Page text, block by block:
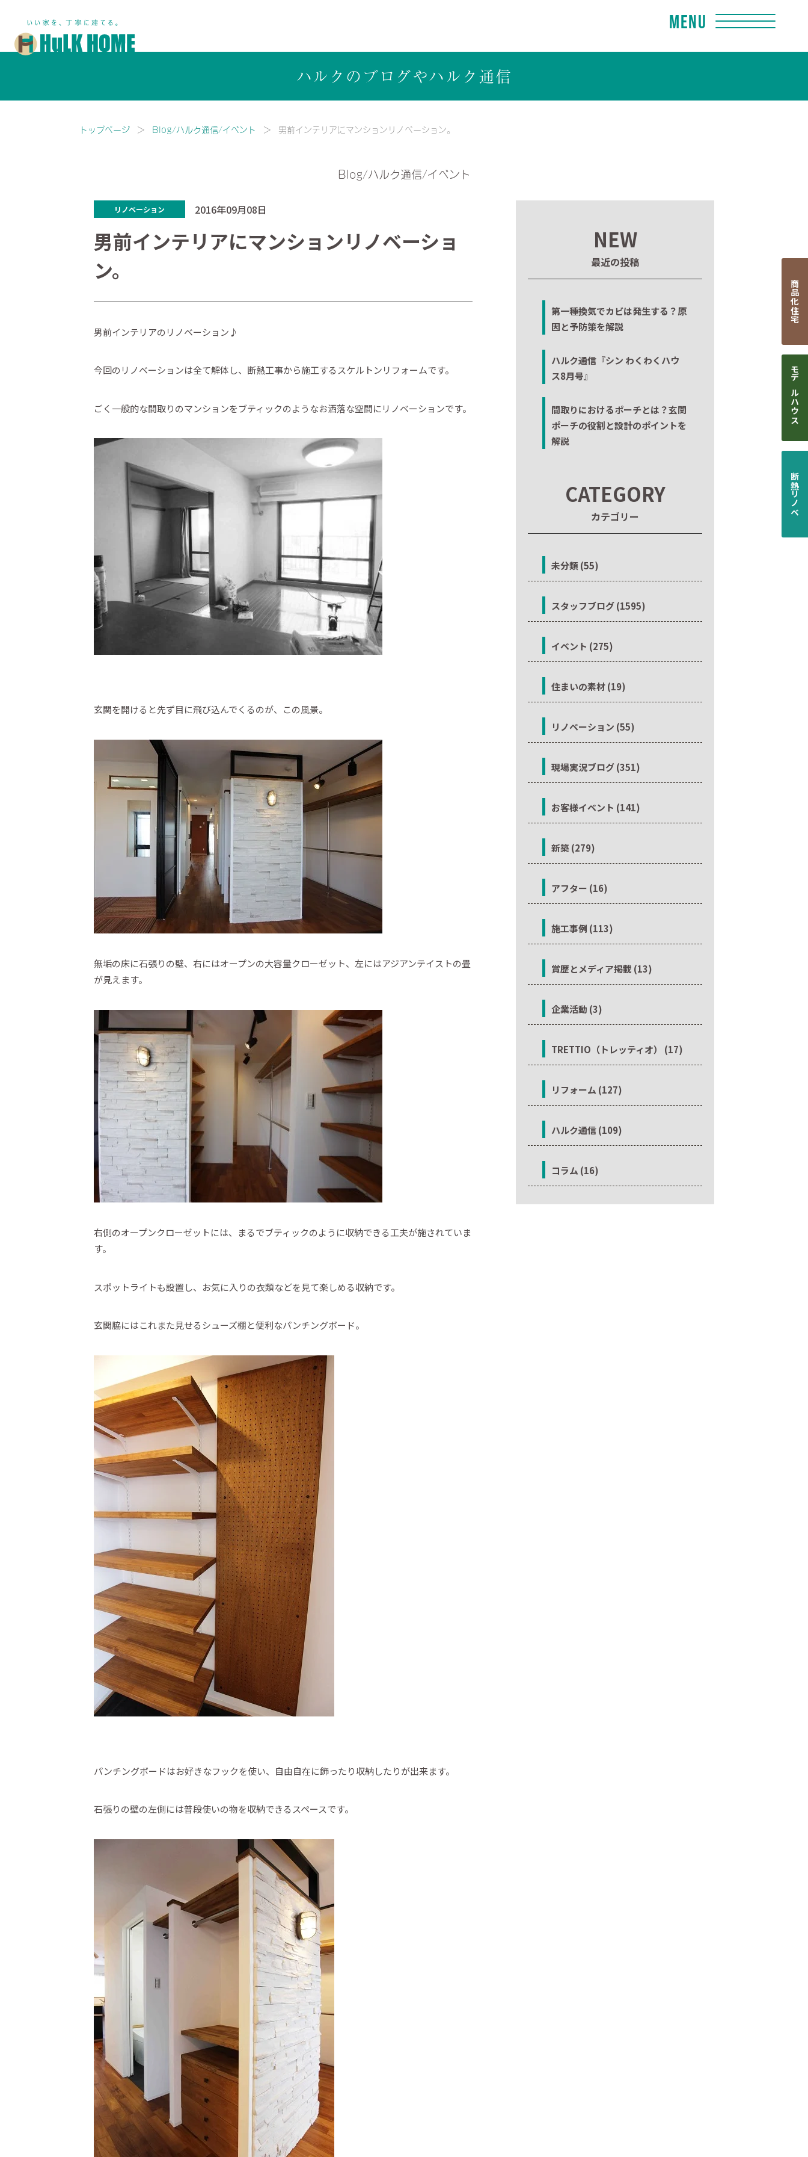
Menu
ハルクのブログやハルク通信
トップページ Blog/ハルク通信/イベント 男前インテリアにマンションリノベーション。
Blog/ハルク通信/イベント
リノベーション 2016年09月08日
男前インテリアにマンションリノベーショ
ン。
男前インテリアのリノベーション♪
今回のリノベーションは全て解体し、断熱工事から施工するスケルトンリフォームです。
ごく一般的な間取りのマンションをブティックのようなお洒落な空間にリノベーションです。
玄関を開けると先ず目に飛び込んでくるのが、この風景。
無垢の床に石張りの壁、右にはオープンの大容量クローゼット、左にはアジアンテイストの畳
が見えます。
右側のオープンクローゼットには、まるでブティックのように収納できる工夫が施されていま
す。
スポットライトも設置し、お気に入りの衣類などを見て楽しめる収納です。
玄関脇にはこれまた見せるシューズ棚と便利なパンチングボード。
パンチングボードはお好きなフックを使い、自由自在に飾ったり収納したりが出来ます。
石張りの壁の左側には普段使いの物を収納できるスペースです。
NEW
最近の投稿
第一種換気でカビは発生する？原
因と予防策を解説
ハルク通信『シン わくわくハウ
ス8月号』
間取りにおけるポーチとは？玄関
ポーチの役割と設計のポイントを
解説
CATEGORY
カテゴリー
未分類 (55)
スタッフブログ (1595)
イベント (275)
住まいの素材 (19)
リノベーション (55)
現場実況ブログ (351)
お客様イベント (141)
新築 (279)
アフター (16)
施工事例 (113)
賞歴とメディア掲載 (13)
企業活動 (3)
TRETTIO（トレッティオ） (17)
リフォーム (127)
ハルク通信 (109)
コラム (16)
商品化住宅
モデルハウス
断熱リノベ